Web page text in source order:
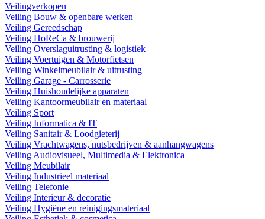
Veilingverkopen
Veiling Bouw & openbare werken
Veiling Gereedschap
Veiling HoReCa & brouwerij
Veiling Overslaguitrusting & logistiek
Veiling Voertuigen & Motorfietsen
Veiling Winkelmeubilair & uitrusting
Veiling Garage - Carrosserie
Veiling Huishoudelijke apparaten
Veiling Kantoormeubilair en materiaal
Veiling Sport
Veiling Informatica & IT
Veiling Sanitair & Loodgieterij
Veiling Vrachtwagens, nutsbedrijven & aanhangwagens
Veiling Audiovisueel, Multimedia & Elektronica
Veiling Meubilair
Veiling Industrieel materiaal
Veiling Telefonie
Veiling Interieur & decoratie
Veiling Hygiëne en reinigingsmateriaal